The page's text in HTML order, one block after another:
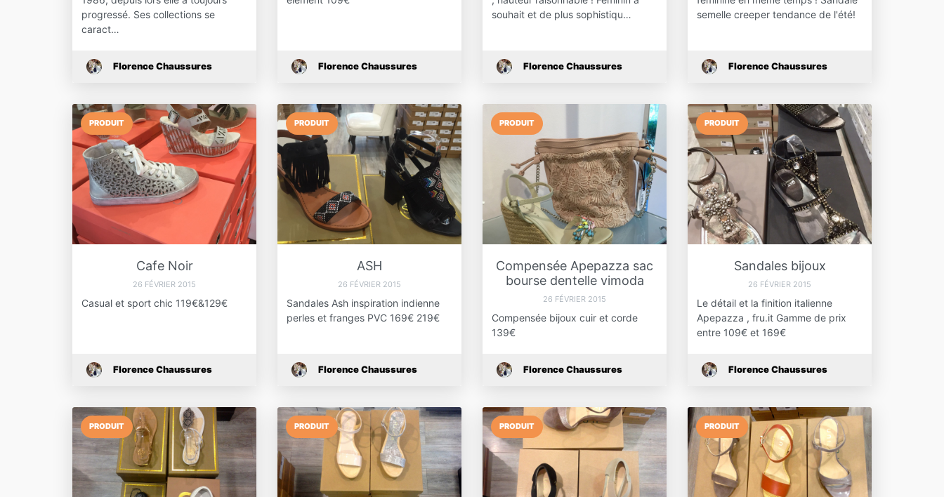
progressé. Ses collections se
caract…
Florence Chaussures Florence Chaussures
souhait et de plus sophistiqu…
Florence Chaussures
semelle creeper tendance de l'été!
Florence Chaussures
PRODUIT
Cafe Noir
26 FÉVRIER 2015
Casual et sport chic 119€&129€
Florence Chaussures
PRODUIT
ASH
26 FÉVRIER 2015
Sandales Ash inspiration indienne
perles et franges PVC 169€ 219€
Florence Chaussures
PRODUIT
Compensée Apepazza sac
bourse dentelle vimoda
26 FÉVRIER 2015
Compensée bijoux cuir et corde
139€
Florence Chaussures
PRODUIT
Sandales bijoux
26 FÉVRIER 2015
Le détail et la finition italienne
Apepazza , fru.it Gamme de prix
entre 109€ et 169€
Florence Chaussures
PRODUIT PRODUIT PRODUIT PRODUIT